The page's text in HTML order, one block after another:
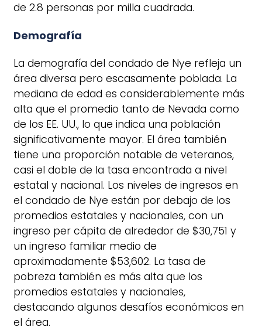
de 2.8 personas por milla cuadrada.
Demografía
La demografía del condado de Nye refleja un
área diversa pero escasamente poblada. La
mediana de edad es considerablemente más
alta que el promedio tanto de Nevada como
de los EE. UU., lo que indica una población
significativamente mayor. El área también
tiene una proporción notable de veteranos,
casi el doble de la tasa encontrada a nivel
estatal y nacional. Los niveles de ingresos en
el condado de Nye están por debajo de los
promedios estatales y nacionales, con un
ingreso per cápita de alrededor de $30,751 y
un ingreso familiar medio de
aproximadamente $53,602. La tasa de
pobreza también es más alta que los
promedios estatales y nacionales,
destacando algunos desafíos económicos en
el área.